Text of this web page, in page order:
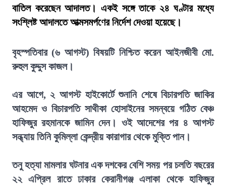
বাতিল করেছেন আদালত। একই সঙ্গে তাকে ২৪ ঘণ্টার মধ্যে
সংশ্লিষ্ট আদালতে আত্মসমর্পণের নির্দেশ দেওয়া হয়েছে।
বৃহস্পতিবার (৬ আগস্ট) বিষয়টি নিশ্চিত করেন আইনজীবী মো.
রুহুল কুদ্দুস কাজল।
এর আগে, ২ আগস্ট হাইকোর্টে শুনানি শেষে বিচারপতি জাকির
আহমেদ ও বিচারপতি সাথীকা হোসাইনের সমন্বয়ে গঠিত বেঞ্চ
হাফিজুর রহমানকে জামিন দেন। ওই আদেশের পর ৪ আগস্ট
সন্ধ্যায় তিনি কুমিল্লা কেন্দ্রীয় কারাগার থেকে মুক্তি পান।
তনু হত্যা মামলার ঘটনার এক দশকের বেশি সময় পর চলতি বছরের
২২ এপ্রিল রাতে ঢাকার কেরানীগঞ্জ এলাকা থেকে হাফিজুর